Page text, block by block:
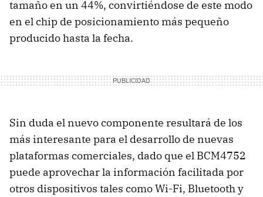
tamaño en un 44%, convirtiéndose de este modo
en el chip de posicionamiento más pequeño
producido hasta la fecha.
Sin duda el nuevo componente resultará de los
más interesante para el desarrollo de nuevas
plataformas comerciales, dado que el BCM4752
puede aprovechar la información facilitada por
otros dispositivos tales como Wi-Fi, Bluetooth y